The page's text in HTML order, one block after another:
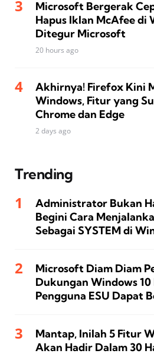
Microsoft Bergerak
Hapus Iklan McAfee di
Ditegur Microsoft
20 hours ago
Akhirnya! Firefox Kini
Windows, Fitur yang
Chrome dan Edge
2 days ago
Trending
Administrator Bukan
Begini Cara
Sebagai SYSTEM di
Microsoft Diam Diam
Dukungan Windows 10
Pengguna ESU Dapat
Mantap, Inilah 5 Fitur
Akan Hadir Dalam 30